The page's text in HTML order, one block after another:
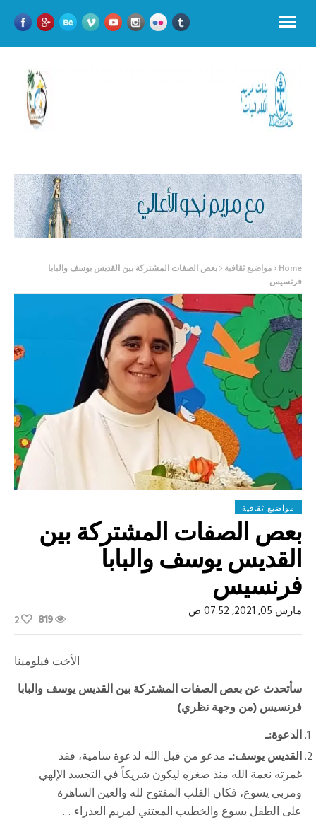
Home مواضيع ثقافية بعص الصفات المشتركة بين القديس يوسف والبابا
فرنسيس
مواضيع ثقافية
بعص الصفات المشتركة بين
القديس يوسف والبابا
فرنسيس
مارس 05, 2021, 07:52 ص 819
2
الأخت فيلومينا
سأتحدث عن بعص الصفات المشتركة بين القديس يوسف والبابا
فرنسيس (من وجهة نظري)
الدعوة:ـ
القديس يوسف:ـمدعو من قبل الله لدعوة سامية، فقد
غمرته نعمة الله منذ صغرهِ ليكون شريكاً في التجسد الإلهي
ومربي يسوع، فكان القلب المفتوح لله والعين الساهرة
على الطفل يسوع والخطيب المعتني لمريم العذراء….